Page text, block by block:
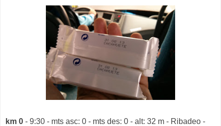
km 0 - 9:30 - mts asc: 0 - mts des: 0 - alt: 32 m - Ribadeo -